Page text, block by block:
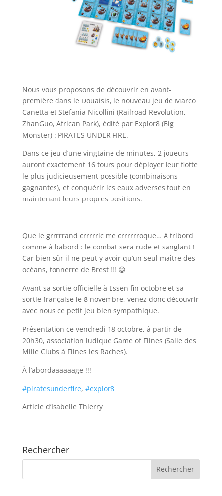
Nous vous proposons de découvrir en avant-
première dans le Douaisis, le nouveau jeu de Marco
Canetta et Stefania Nicollini (Railroad Revolution,
ZhanGuo, African Park), édité par Explor8 (Big
Monster) : PIRATES UNDER FIRE.
Dans ce jeu d’une vingtaine de minutes, 2 joueurs
auront exactement 16 tours pour dėployer leur flotte
le plus judicieusement possible (combinaisons
gagnantes), et conquérir les eaux adverses tout en
maintenant leurs propres positions.
Que le grrrrrand crrrrric me crrrrrroque… A tribord
comme à babord : le combat sera rude et sanglant !
Car bien sûr il ne peut y avoir qu’un seul maître des
océans, tonnerre de Brest !!! 😀
Avant sa sortie officielle à Essen fin octobre et sa
sortie française le 8 novembre, venez donc découvrir
avec nous ce petit jeu bien sympathique.
Présentation ce vendredi 18 octobre, à partir de
20h30, association ludique Game of Flines (Salle des
Mille Clubs à Flines les Raches).
À l’abordaaaaaage !!!
#piratesunderfire, #explor8
Article d’Isabelle Thierry
Rechercher